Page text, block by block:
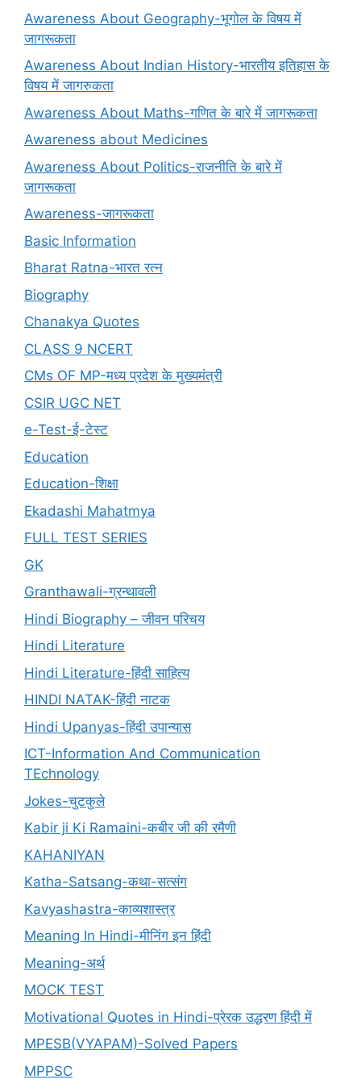
Awareness About Geography-भूगोल के विषय में
जागरूकता
Awareness About Indian History-भारतीय इतिहास के
विषय में जागरुकता
Awareness About Maths-गणित के बारे में जागरूकता
Awareness about Medicines
Awareness About Politics-राजनीति के बारे में
जागरूकता
Awareness-जागरूकता
Basic Information
Bharat Ratna-भारत रत्न
Biography
Chanakya Quotes
CLASS 9 NCERT
CMs OF MP-मध्य प्रदेश के मुख्यमंत्री
CSIR UGC NET
e-Test-ई-टेस्ट
Education
Education-शिक्षा
Ekadashi Mahatmya
FULL TEST SERIES
GK
Granthawali-ग्रन्थावली
Hindi Biography – जीवन परिचय
Hindi Literature
Hindi Literature-हिंदी साहित्य
HINDI NATAK-हिंदी नाटक
Hindi Upanyas-हिंदी उपान्यास
ICT-Information And Communication
TEchnology
Jokes-चुटकुले
Kabir ji Ki Ramaini-कबीर जी की रमैणी
KAHANIYAN
Katha-Satsang-कथा-सत्संग
Kavyashastra-काव्यशास्त्र
Meaning In Hindi-मीनिंग इन हिंदी
Meaning-अर्थ
MOCK TEST
Motivational Quotes in Hindi-प्रेरक उद्धरण हिंदी में
MPESB(VYAPAM)-Solved Papers
MPPSC